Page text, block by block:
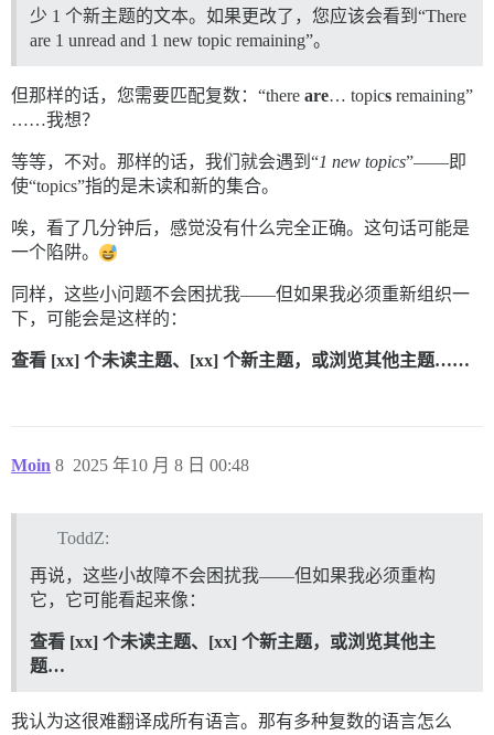
少 1 个新主题的文本。如果更改了，您应该会看到“There
are 1 unread and 1 new topic remaining”。
但那样的话，您需要匹配复数：“there are… topics remaining”
……我想？
等等，不对。那样的话，我们就会遇到“1 new topics”——即
使“topics”指的是未读和新的集合。
唉，看了几分钟后，感觉没有什么完全正确。这句话可能是
一个陷阱。
同样，这些小问题不会困扰我——但如果我必须重新组织一
下，可能会是这样的：
查看 [xx] 个未读主题、[xx] 个新主题，或浏览其他主题……
Moin 2025 年10 月 8 日 00:48
8
ToddZ:
再说，这些小故障不会困扰我——但如果我必须重构
它，它可能看起来像：
查看 [xx] 个未读主题、[xx] 个新主题，或浏览其他主
题…
我认为这很难翻译成所有语言。那有多种复数的语言怎么